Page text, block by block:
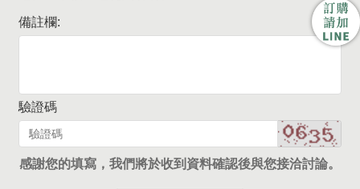
備註欄:
驗證碼
感謝您的填寫，我們將於收到資料確認後與您接洽討論。